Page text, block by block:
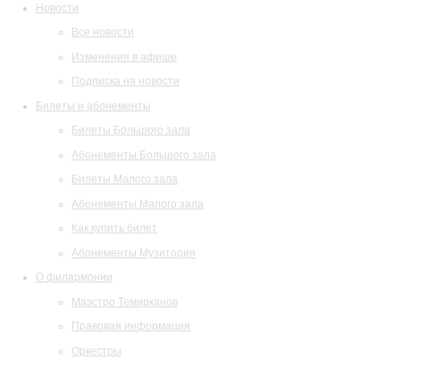
Новости
Все новости
Изменения в афише
Подписка на новости
Билеты и абонементы
Билеты Большого зала
Абонементы Большого зала
Билеты Малого зала
Абонементы Малого зала
Как купить билет
Абонементы Музитория
О филармонии
Маэстро Темирканов
Правовая информация
Оркестры